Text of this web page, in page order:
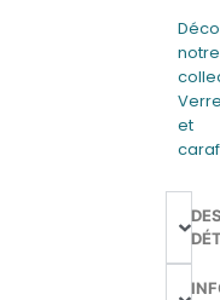
notre
et